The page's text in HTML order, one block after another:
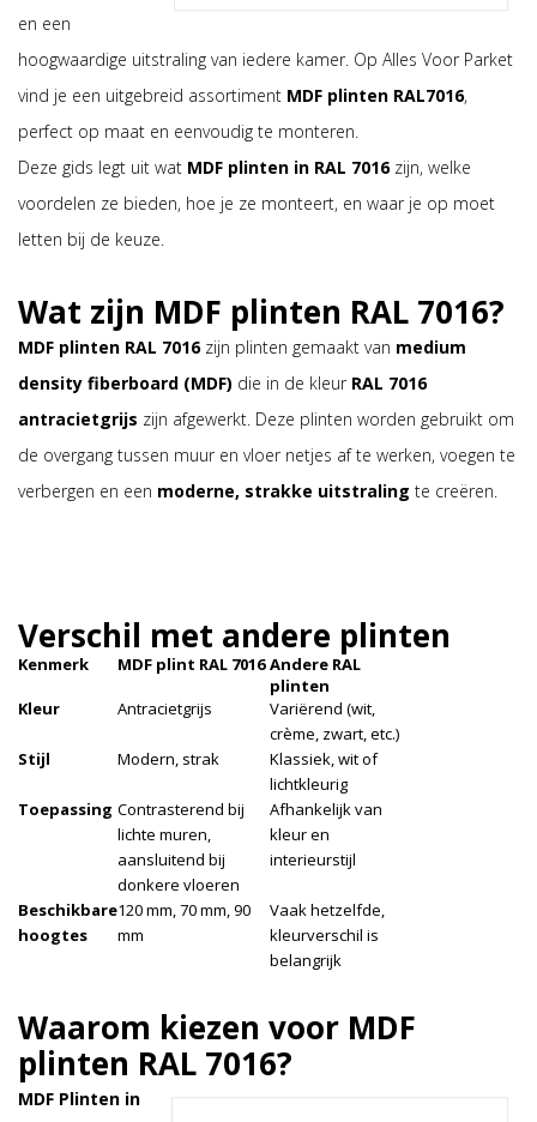
en een
hoogwaardige uitstraling van iedere kamer. Op Alles Voor Parket
vind je een uitgebreid assortiment MDF plinten RAL7016,
perfect op maat en eenvoudig te monteren.
Deze gids legt uit wat MDF plinten in RAL 7016zijn, welke
voordelen ze bieden, hoe je ze monteert, en waar je op moet
letten bij de keuze.
Wat zijn MDF plinten RAL 7016?
MDF plinten RAL 7016zijn plinten gemaakt van medium
density fiberboard (MDF) die in de kleur RAL 7016
antracietgrijs zijn afgewerkt. Deze plinten worden gebruikt om
de overgang tussen muur en vloer netjes af te werken, voegen te
verbergen en een moderne, strakke uitstraling te creëren.
Verschil met andere plinten
Kenmerk MDF plint RAL 7016 Andere RAL
plinten
Kleur
Antracietgrijs
Variërend (wit,
crème, zwart, etc.)
Stijl
Modern, strak
Klassiek, wit of
lichtkleurig
Toepassing Contrasterend bij
lichte muren,
aansluitend bij
donkere vloeren
Afhankelijk van
kleur en
interieurstijl
Beschikbare
hoogtes
120 mm, 70 mm, 90
mm
Vaak hetzelfde,
kleurverschil is
belangrijk
Waarom kiezen voor MDF
plinten RAL 7016?
MDF Plinten in